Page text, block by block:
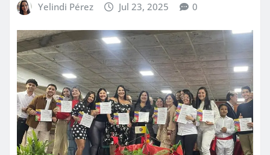
Yelindi Pérez Jul 23, 2025 0